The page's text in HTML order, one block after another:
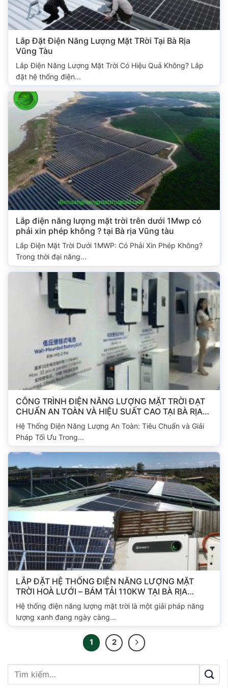
Lắp Đặt Điện Năng Lượng Mặt TRời Tại Bà Rịa
Vũng Tàu
Lắp Điện Năng Lượng Mặt Trời Có Hiệu Quả Không? Lắp
đặt hệ thống điện...
Lắp điện năng lượng mặt trời trên dưới 1Mwp có
phải xin phép không ? tại Bà rịa Vũng tàu
Lắp Điện Mặt Trời Dưới 1MWP: Có Phải Xin Phép Không?
Trong thời đại năng...
CÔNG TRÌNH ĐIỆN NĂNG LƯỢNG MẶT TRỜI ĐẠT
CHUẨN AN TOÀN VÀ HIỆU SUẤT CAO TẠI BÀ RỊA
VŨNG TÀU
Hệ Thống Điện Năng Lượng An Toàn: Tiêu Chuẩn và Giải
Pháp Tối Ưu Trong...
LẮP ĐẶT HỆ THỐNG ĐIỆN NĂNG LƯỢNG MẶT
TRỜI HOÀ LƯỚI – BÁM TẢI 110KW TẠI BÀ RỊA
VŨNG TÀU
Hệ thống điện năng lượng mặt trời là một giải pháp năng
lượng xanh đang ngày càng...
1 2